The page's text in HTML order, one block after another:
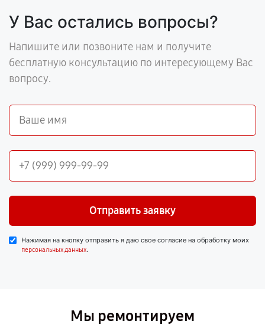
У Вас остались вопросы?
Напишите или позвоните нам и получите
бесплатную консультацию по интересующему Вас
вопросу.
Отправить заявку
Нажимая на кнопку отправить я даю свое согласие на обработку моих
персональных данных.
Мы ремонтируем